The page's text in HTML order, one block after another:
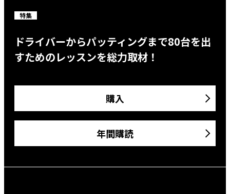
特集
ドライバーからパッティングまで80台を出
すためのレッスンを総力取材！
購入
年間購読